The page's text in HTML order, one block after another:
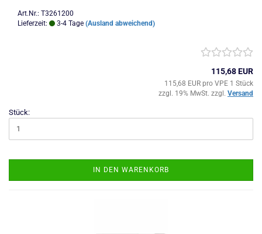
Art.Nr.: T3261200
Lieferzeit:
3-4 Tage (Ausland abweichend)
115,68 EUR
115,68 EUR pro VPE 1 Stück
zzgl. 19% MwSt. zzgl. Versand
Stück:
IN DEN WARENKORB